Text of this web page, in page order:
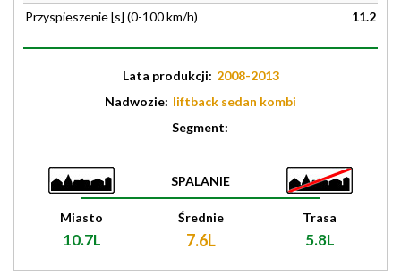
Przyspieszenie [s] (0-100 km/h)
11.2
Lata produkcji: 2008-2013
Nadwozie: liftback sedan kombi
Segment:
SPALANIE
Miasto
10.7L
Średnie
7.6L
Trasa
5.8L